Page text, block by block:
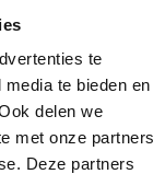
te
te bieden en
delen we
met onze partners
Deze partners
60mm